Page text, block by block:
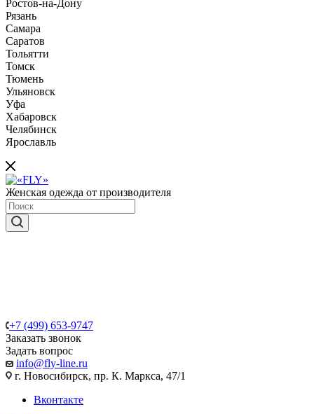
Ростов-на-Дону
Рязань
Самара
Саратов
Тольятти
Томск
Тюмень
Ульяновск
Уфа
Хабаровск
Челябинск
Ярославль
Женская одежда от производителя
+7 (499) 653-9747
Заказать звонок
Задать вопрос
info@fly-line.ru
г. Новосибирск, пр. К. Маркса, 47/1
Вконтакте